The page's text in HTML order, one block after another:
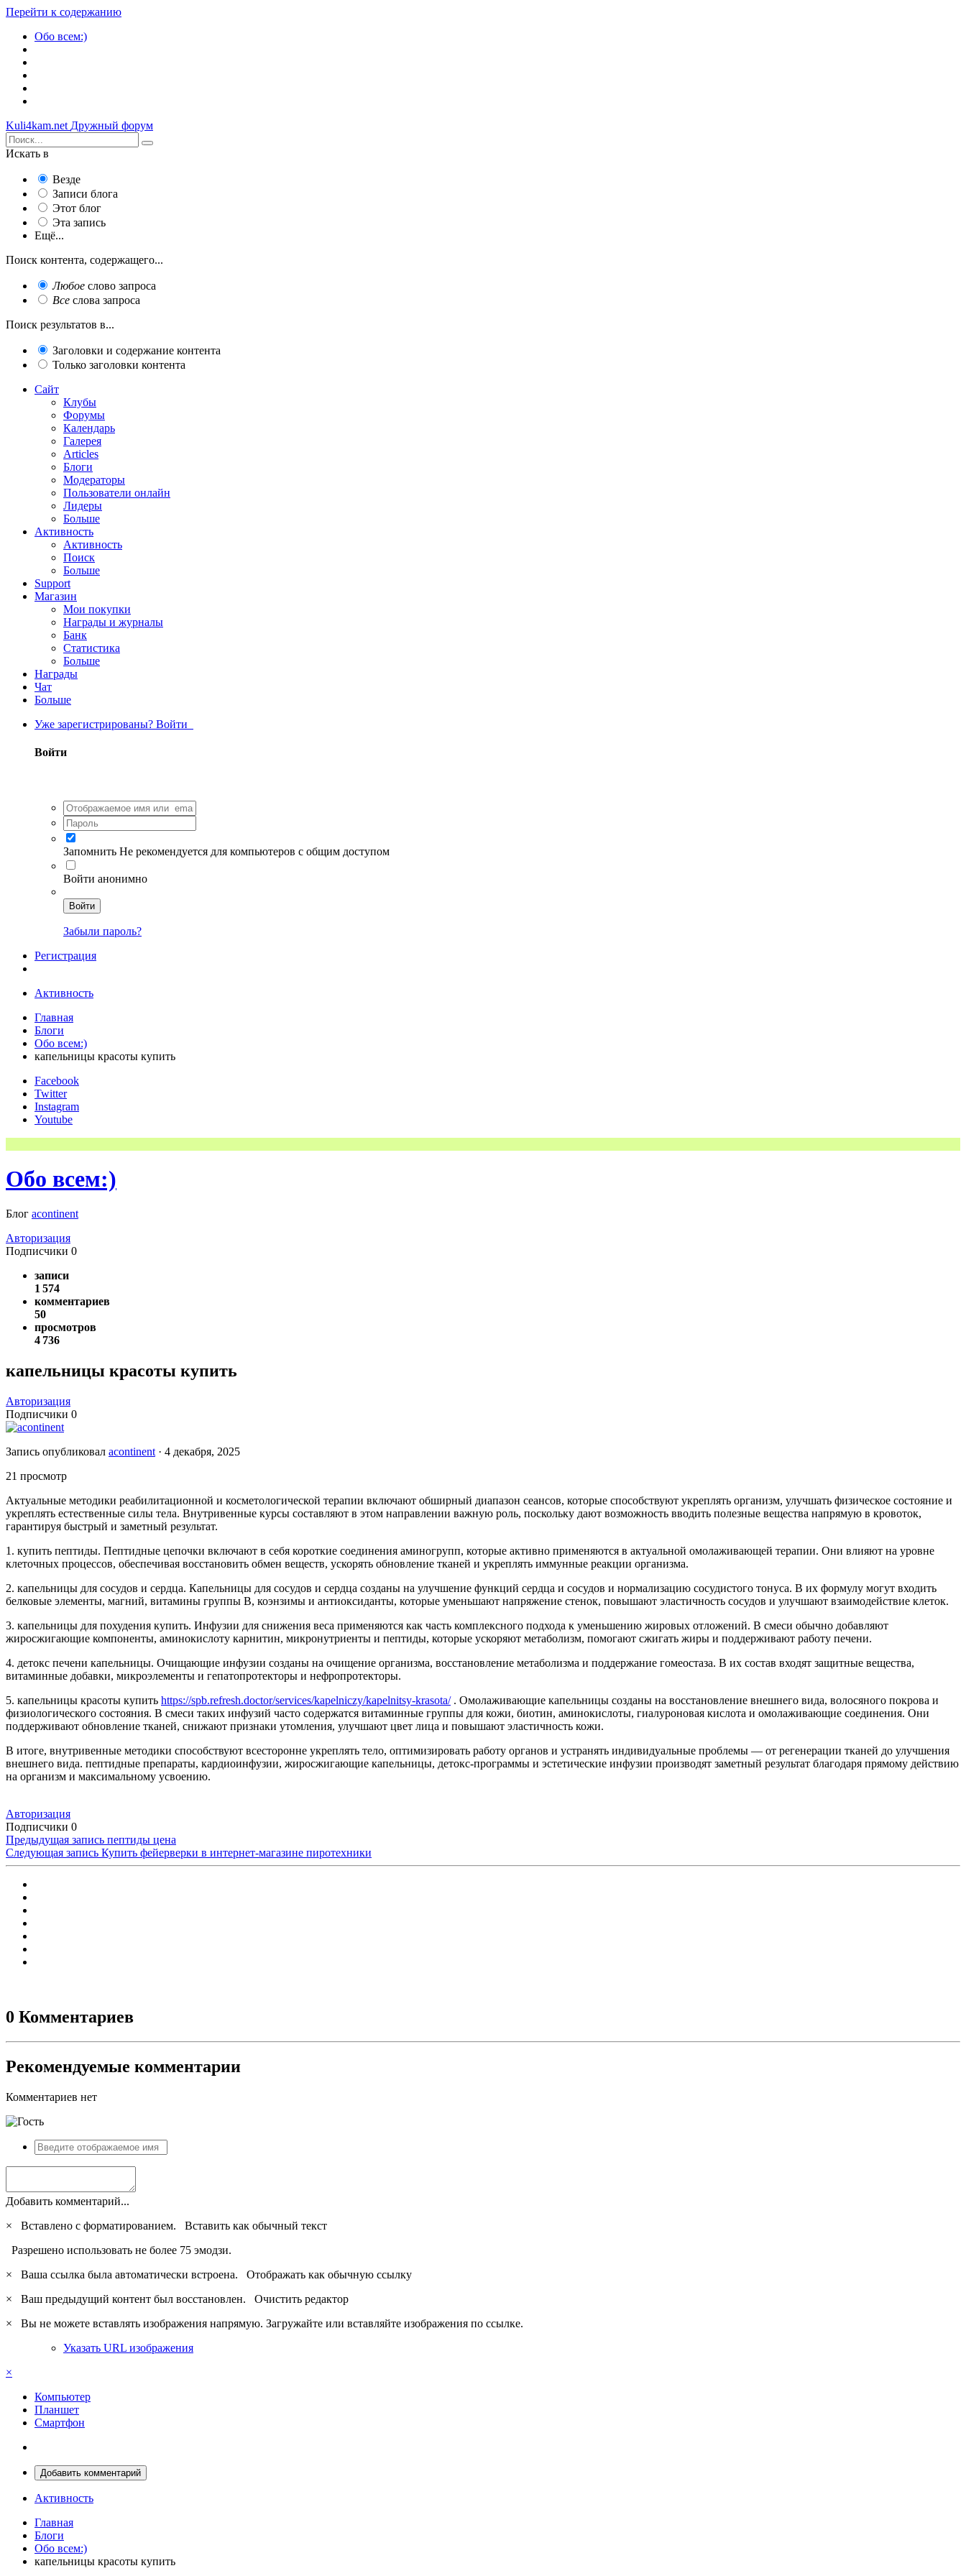
Перейти к содержанию
Обо всем:)
Kuli4kam.net Дружный форум
Искать в
Везде
Записи блога
Этот блог
Эта запись
Ещё...
Поиск контента, содержащего...
Любое слово запроса
Все слова запроса
Поиск результатов в...
Заголовки и содержание контента
Только заголовки контента
Сайт
Клубы
Форумы
Календарь
Галерея
Articles
Блоги
Модераторы
Пользователи онлайн
Лидеры
Больше
Активность
Активность
Поиск
Больше
Support
Магазин
Мои покупки
Награды и журналы
Банк
Статистика
Больше
Награды
Чат
Больше
Уже зарегистрированы? Войти
Войти
Запомнить Не рекомендуется для компьютеров с общим доступом
Войти анонимно
Войти
Забыли пароль?
Регистрация
Активность
Главная
Блоги
Обо всем:)
капельницы красоты купить
Facebook
Twitter
Instagram
Youtube
Обо всем:)
Блог acontinent
Авторизация
Подписчики 0
записи
1 574
комментариев
50
просмотров
4 736
капельницы красоты купить
Авторизация
Подписчики 0
Запись опубликовал acontinent · 4 декабря, 2025
21 просмотр
Актуальные методики реабилитационной и косметологической терапии включают обширный диапазон сеансов, которые способствуют укреплять организм, улучшать физическое состояние и
укреплять естественные силы тела. Внутривенные курсы составляют в этом направлении важную роль, поскольку дают возможность вводить полезные вещества напрямую в кровоток,
гарантируя быстрый и заметный результат.
1. купить пептиды. Пептидные цепочки включают в себя короткие соединения аминогрупп, которые активно применяются в актуальной омолаживающей терапии. Они влияют на уровне
клеточных процессов, обеспечивая восстановить обмен веществ, ускорять обновление тканей и укреплять иммунные реакции организма.
2. капельницы для сосудов и сердца. Капельницы для сосудов и сердца созданы на улучшение функций сердца и сосудов и нормализацию сосудистого тонуса. В их формулу могут входить
белковые элементы, магний, витамины группы B, коэнзимы и антиоксиданты, которые уменьшают напряжение стенок, повышают эластичность сосудов и улучшают взаимодействие клеток.
3. капельницы для похудения купить. Инфузии для снижения веса применяются как часть комплексного подхода к уменьшению жировых отложений. В смеси обычно добавляют
жиросжигающие компоненты, аминокислоту карнитин, микронутриенты и пептиды, которые ускоряют метаболизм, помогают сжигать жиры и поддерживают работу печени.
4. детокс печени капельницы. Очищающие инфузии созданы на очищение организма, восстановление метаболизма и поддержание гомеостаза. В их состав входят защитные вещества,
витаминные добавки, микроэлементы и гепатопротекторы и нефропротекторы.
5. капельницы красоты купить https://spb.refresh.doctor/services/kapelniczy/kapelnitsy-krasota/. Омолаживающие капельницы созданы на восстановление внешнего вида, волосяного покрова и
физиологического состояния. В смеси таких инфузий часто содержатся витаминные группы для кожи, биотин, аминокислоты, гиалуроновая кислота и омолаживающие соединения. Они
поддерживают обновление тканей, снижают признаки утомления, улучшают цвет лица и повышают эластичность кожи.
В итоге, внутривенные методики способствуют всесторонне укреплять тело, оптимизировать работу органов и устранять индивидуальные проблемы — от регенерации тканей до улучшения
внешнего вида. пептидные препараты, кардиоинфузии, жиросжигающие капельницы, детокс-программы и эстетические инфузии производят заметный результат благодаря прямому действию
на организм и максимальному усвоению.
Авторизация
Подписчики 0
Предыдущая запись пептиды цена
Следующая запись Купить фейерверки в интернет-магазине пиротехники
0 Комментариев
Рекомендуемые комментарии
Комментариев нет
Добавить комментарий...
×
Вставлено с форматированием. Вставить как обычный текст
Разрешено использовать не более 75 эмодзи.
×
Ваша ссылка была автоматически встроена. Отображать как обычную ссылку
×
Ваш предыдущий контент был восстановлен. Очистить редактор
×
Вы не можете вставлять изображения напрямую. Загружайте или вставляйте изображения по ссылке.
Указать URL изображения
×
Компьютер
Планшет
Смартфон
Добавить комментарий
Активность
Главная
Блоги
Обо всем:)
капельницы красоты купить